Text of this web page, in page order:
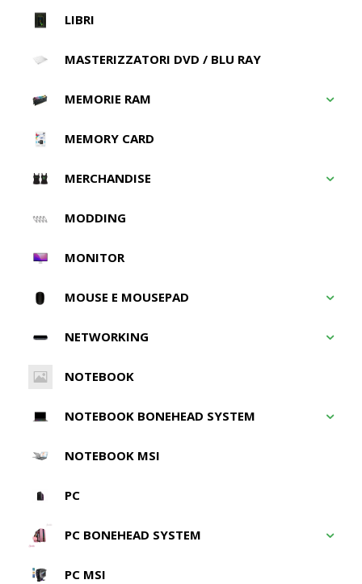
LIBRI
MASTERIZZATORI DVD / BLU RAY
MEMORIE RAM
MEMORY CARD
MERCHANDISE
MODDING
MONITOR
MOUSE E MOUSEPAD
NETWORKING
NOTEBOOK
NOTEBOOK BONEHEAD SYSTEM
NOTEBOOK MSI
PC
PC BONEHEAD SYSTEM
PC MSI